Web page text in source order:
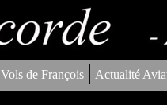
Vols de François | Actualité